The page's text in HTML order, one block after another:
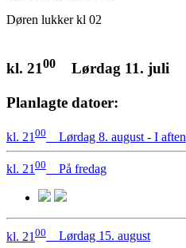
Døren lukker kl 02
kl. 2100 Lørdag 11. juli
Planlagte datoer:
kl. 21 00 Lørdag 8. august - I aften
kl. 2100 På fredag
kl. 21 00 Lørdag 15. august